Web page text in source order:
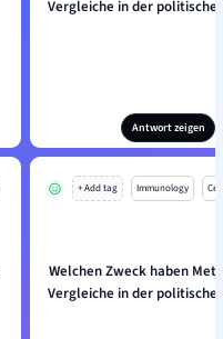
Vergleiche in der
Antwort zeigen
+ Add tag Immunology
Welchen Zweck haben
Vergleiche in der